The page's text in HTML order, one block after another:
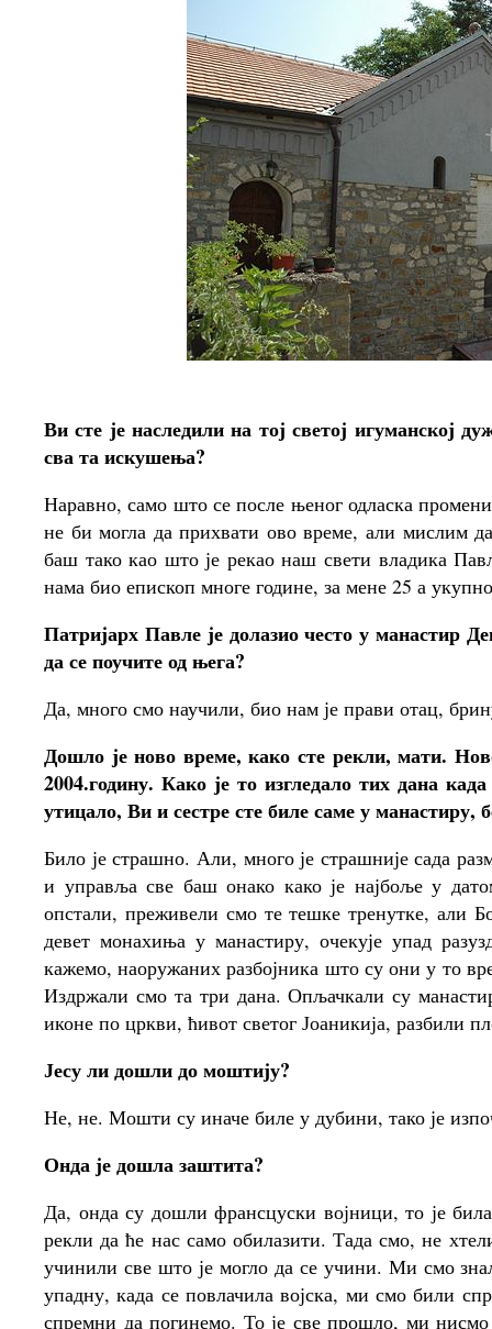
Ви сте је наследили на тој светој игуманској
сва та искушења?
Наравно, само што се после њеног одласка
не би могла да прихвати ово време, али мислим
баш тако као што је рекао наш свети владика
нама био епископ многе године, за мене 25 а
Патријарх Павле је долазио често у манастир
да се поучите од њега?
Да, много смо научили, био нам је прави отац,
Дошло је ново време, како сте рекли, мати.
2004.годину. Како је то изгледало тих дана
утицало, Ви и сестре сте биле саме у манастиру,
Било је страшно. Али, много је страшније сада
и управља све баш онако како је најбоље у
опстали, преживели смо те тешке тренутке, али
девет монахиња у манастиру, очекује упад
кажемо, наоружаних разбојника што су они у то
Издржали смо та три дана. Опљачкали су
иконе по цркви, ћивот светог Јоаникија, разбили
Јесу ли дошли до моштију?
Не, не. Мошти су иначе биле у дубини, тако је
Онда је дошла заштита?
Да, онда су дошли франсцуски војници, то је
рекли да ће нас само обилазити. Тада смо, не
учинили све што је могло да се учини. Ми смо
упадну, када се повлачила војска, ми смо били
спремни да погинемо. То је све прошло, ми